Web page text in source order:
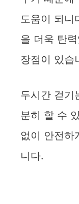
도움이 되니
을 더욱 탄
장점이 있습
두시간 걷기
분히 할 수
없이 안전하
니다.